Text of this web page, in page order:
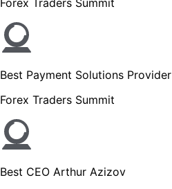
Forex Traders Summit
Best Payment Solutions Provider
Forex Traders Summit
Best CEO Arthur Azizov